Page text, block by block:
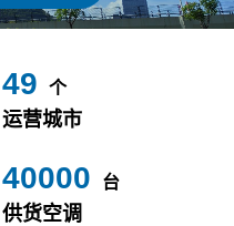
49 个
运营城市
40000 台
供货空调